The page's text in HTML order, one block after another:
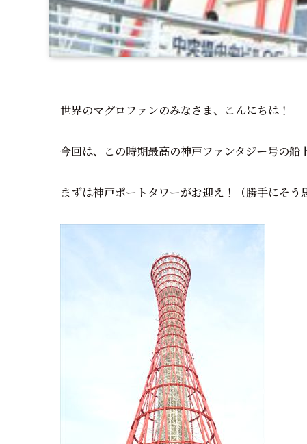
世界のマグロファンのみなさま、こんにちは！
今回は、この時期最高の神戸ファンタジー号の船
まずは神戸ポートタワーがお迎え！（勝手にそう